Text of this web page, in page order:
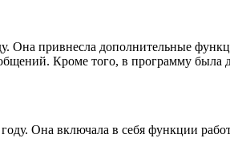
привнесла дополнительные
Кроме того, в программу была
Она включала в себя функции